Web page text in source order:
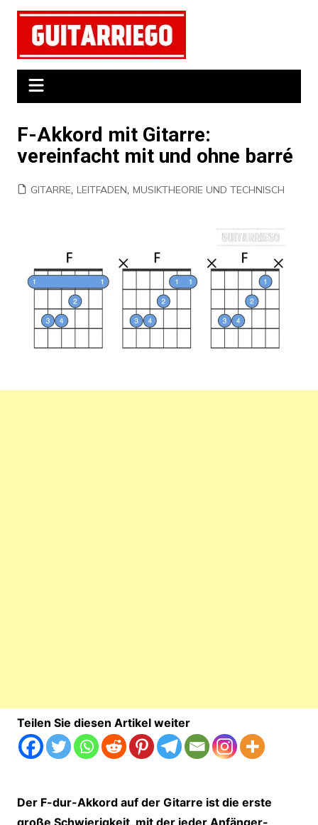
Zum
springen
F-Akkord mit Gitarre:
vereinfacht mit und ohne barré
GITARRE, LEITFADEN, MUSIKTHEORIE UND TECHNISCH
Teilen Sie diesen Artikel weiter
Der F-dur-Akkordauf der Gitarre ist die erste
große Schwierigkeit, mit der jeder Anfänger-